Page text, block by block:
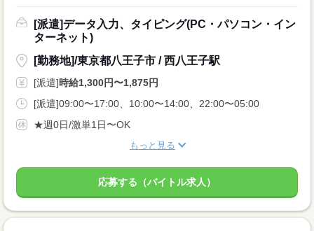
[派遣]データ入力、タイピング(PC・パソコン・イン
ターネット)
[勤務地]/東京都八王子市 / 西八王子駅
[派遣]時給1,300円〜1,875円
[派遣]09:00〜17:00、10:00〜14:00、22:00〜05:00
★週0日/激単1日〜OK
もっと見る
応募する（バイトル求人）